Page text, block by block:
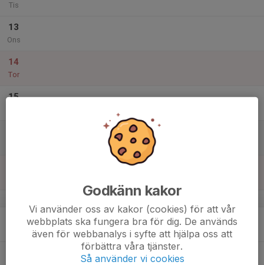
Tis
13
Ons
14
Tor
15
Utomhusträning
På Grosvad B plan
v.21
Godkänn kakor
Vi använder oss av kakor (cookies) för att vår
webbplats ska fungera bra för dig. De används
även för webbanalys i syfte att hjälpa oss att
förbättra våra tjänster.
Så använder vi cookies